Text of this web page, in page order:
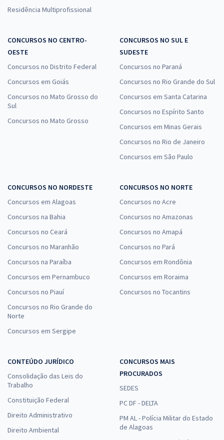
Residência Multiprofissional
CONCURSOS NO CENTRO-
OESTE
Concursos no Distrito Federal
Concursos em Goiás
Concursos no Mato Grosso do
Sul
Concursos no Mato Grosso
CONCURSOS NO SUL E
SUDESTE
Concursos no Paraná
Concursos no Rio Grande do Sul
Concursos em Santa Catarina
Concursos no Espírito Santo
Concursos em Minas Gerais
Concursos no Rio de Janeiro
Concursos em São Paulo
CONCURSOS NO NORDESTE
Concursos em Alagoas
Concursos na Bahia
Concursos no Ceará
Concursos no Maranhão
Concursos na Paraíba
Concursos em Pernambuco
Concursos no Piauí
Concursos no Rio Grande do
Norte
Concursos em Sergipe
CONCURSOS NO NORTE
Concursos no Acre
Concursos no Amazonas
Concursos no Amapá
Concursos no Pará
Concursos em Rondônia
Concursos em Roraima
Concursos no Tocantins
CONTEÚDO JURÍDICO
Consolidação das Leis do
Trabalho
Constituição Federal
Direito Administrativo
Direito Ambiental
CONCURSOS MAIS
PROCURADOS
SEDES
PC DF - DELTA
PM AL - Polícia Militar do Estado
de Alagoas